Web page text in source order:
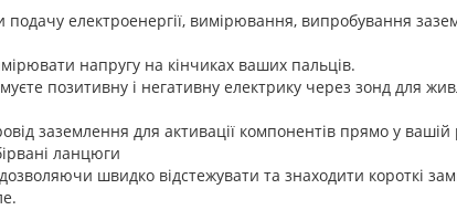
електроенергії, вимірювання, випробування
напругу на кінчиках ваших пальців.
позитивну і негативну електрику через зонд для
заземлення для активації компонентів прямо у вашій
ланцюги
швидко відстежувати та знаходити короткі